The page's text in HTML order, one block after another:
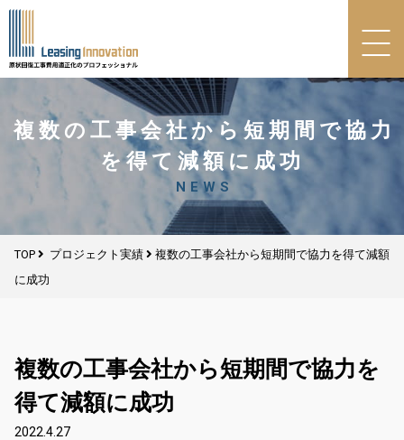
複数の工事会社から短期間で協力
を得て減額に成功
NEWS
TOP プロジェクト実績
複数の工事会社から短期間で協力を得て減額
に成功
複数の工事会社から短期間で協力を
得て減額に成功
2022.4.27